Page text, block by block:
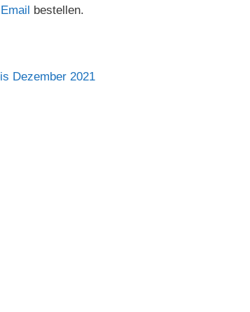
Email bestellen.
Dezember 2021